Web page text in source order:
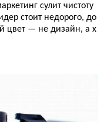
сулит чистоту
стоит недорого, до
цвет — не дизайн, а х